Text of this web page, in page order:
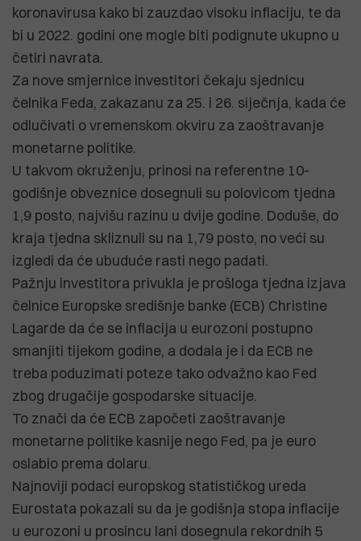
koronavirusa kako bi zauzdao visoku inflaciju, te da
bi u 2022. godini one mogle biti podignute ukupno u
četiri navrata.
Za nove smjernice investitori čekaju sjednicu
čelnika Feda, zakazanu za 25. i 26. siječnja, kada će
odlučivati o vremenskom okviru za zaoštravanje
monetarne politike.
U takvom okruženju, prinosi na referentne 10-
godišnje obveznice dosegnuli su polovicom tjedna
1,9 posto, najvišu razinu u dvije godine. Doduše, do
kraja tjedna skliznuli su na 1,79 posto, no veći su
izgledi da će ubuduće rasti nego padati.
Pažnju investitora privukla je prošloga tjedna izjava
čelnice Europske središnje banke (ECB) Christine
Lagarde da će se inflacija u eurozoni postupno
smanjiti tijekom godine, a dodala je i da ECB ne
treba poduzimati poteze tako odvažno kao Fed
zbog drugačije gospodarske situacije.
To znači da će ECB započeti zaoštravanje
monetarne politike kasnije nego Fed, pa je euro
oslabio prema dolaru.
Najnoviji podaci europskog statističkog ureda
Eurostata pokazali su da je godišnja stopa inflacije
u eurozoni u prosincu lani dosegnula rekordnih 5